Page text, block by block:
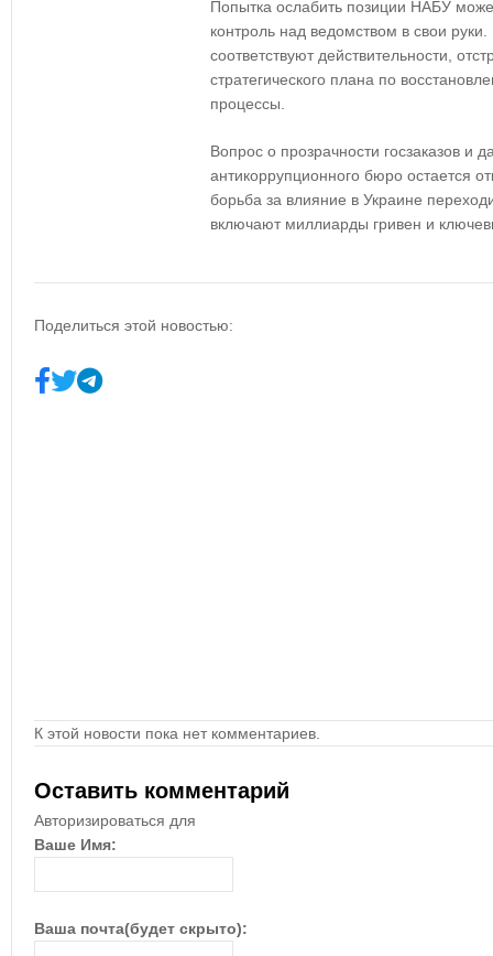
Попытка ослабить позиции НАБУ
контроль над ведомством в свои
соответствуют действительности,
стратегического плана по
процессы.
Вопрос о прозрачности госзаказов и
антикоррупционного бюро остается
борьба за влияние в Украине
включают миллиарды гривен и
Поделиться этой новостью:
К этой новости пока нет комментариев.
Оставить комментарий
Авторизироваться для
Ваше Имя:
Ваша почта(будет скрыто):